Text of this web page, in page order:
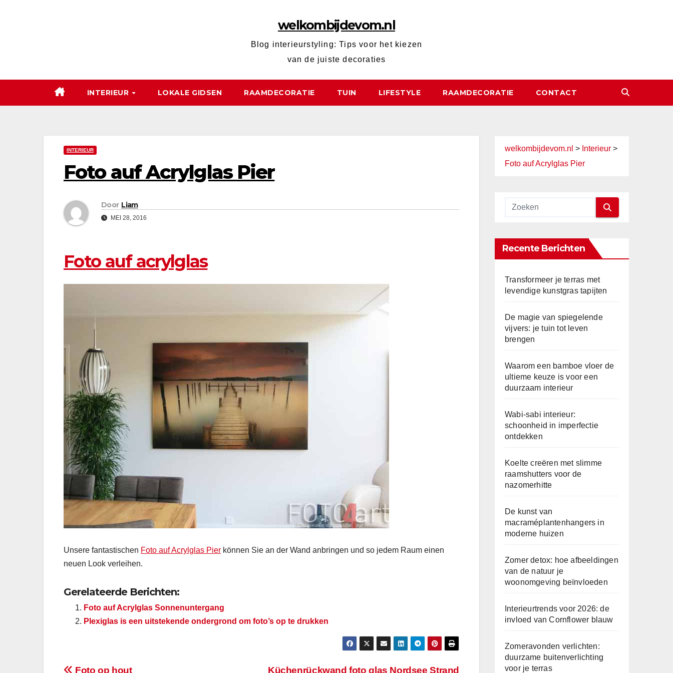
welkombijdevom.nl
Blog interieurstyling: Tips voor het kiezen
van de juiste decoraties
INTERIEUR LOKALE GIDSEN RAAMDECORATIE TUIN LIFESTYLE RAAMDECORATIE CONTACT
INTERIEUR
Foto auf Acrylglas Pier
Door Liam
MEI 28, 2016
Foto auf acrylglas
Unsere fantastischen Foto auf Acrylglas Pier können Sie an der Wand anbringen und so jedem Raum einen
neuen Look verleihen.
Gerelateerde Berichten:
Foto auf Acrylglas Sonnenuntergang
Plexiglas is een uitstekende ondergrond om foto’s op te drukken
Küchenrückwand foto glas Nordsee Strand
Foto op hout
welkombijdevom.nl > Interieur >
Foto auf Acrylglas Pier
Recente Berichten
Transformeer je terras met
levendige kunstgras tapijten
De magie van spiegelende
vijvers: je tuin tot leven
brengen
Waarom een bamboe vloer de
ultieme keuze is voor een
duurzaam interieur
Wabi-sabi interieur:
schoonheid in imperfectie
ontdekken
Koelte creëren met slimme
raamshutters voor de
nazomerhitte
De kunst van
macraméplantenhangers in
moderne huizen
Zomer detox: hoe afbeeldingen
van de natuur je
woonomgeving beïnvloeden
Interieurtrends voor 2026: de
invloed van Cornflower blauw
Zomeravonden verlichten:
duurzame buitenverlichting
voor je terras